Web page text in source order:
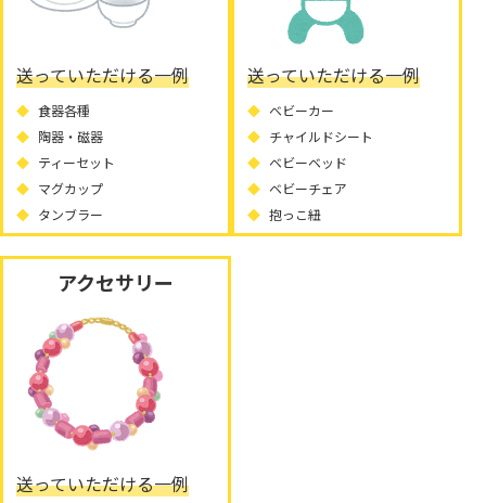
送っていただける一例
食器各種
陶器・磁器
ティーセット
マグカップ
タンブラー
送っていただける一例
ベビーカー
チャイルドシート
ベビーベッド
ベビーチェア
抱っこ紐
アクセサリー
送っていただける一例